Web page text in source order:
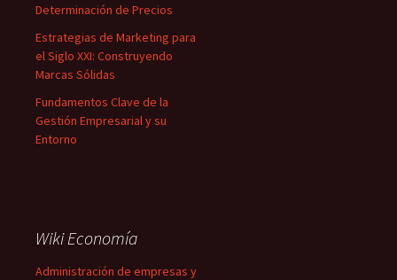
Determinación de Precios
Estrategias de Marketing para
el Siglo XXI: Construyendo
Marcas Sólidas
Fundamentos Clave de la
Gestión Empresarial y su
Entorno
Wiki Economía
Administración de empresas y